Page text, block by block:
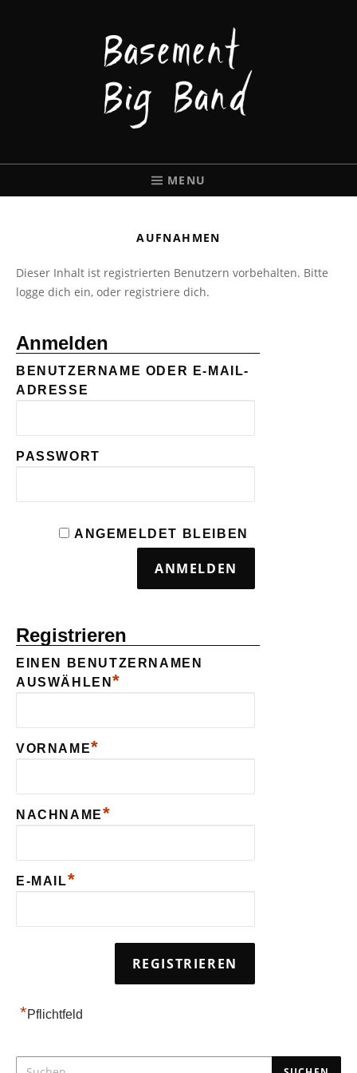
BASEMENT
MENU
AUFNAHMEN
Dieser Inhalt ist registrierten Benutzern vorbehalten. Bitte
logge dich ein, oder registriere dich.
Anmelden
BENUTZERNAME ODER E-MAIL-
ADRESSE
PASSWORT
ANGEMELDET BLEIBEN
Registrieren
EINEN BENUTZERNAMEN
AUSWÄHLEN*
VORNAME*
NACHNAME*
E-MAIL*
*Pflichtfeld